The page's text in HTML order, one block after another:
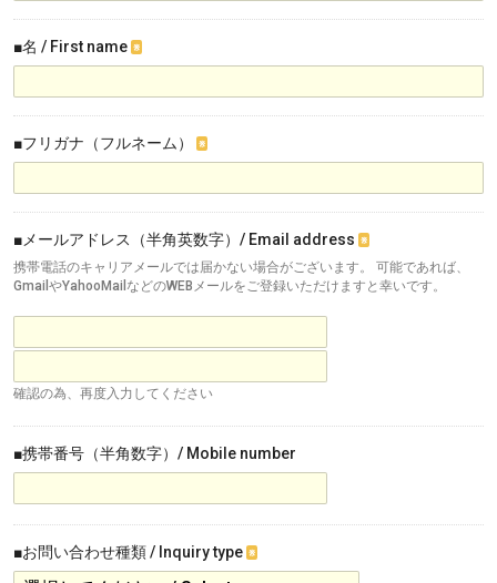
■名 / First name ※
■フリガナ（フルネーム） ※
■メールアドレス（半角英数字）/ Email address ※
携帯電話のキャリアメールでは届かない場合がございます。 可能であれば、
GmailやYahooMailなどのWEBメールをご登録いただけますと幸いです。
確認の為、再度入力してください
■携帯番号（半角数字）/ Mobile number
■お問い合わせ種類 / Inquiry type ※